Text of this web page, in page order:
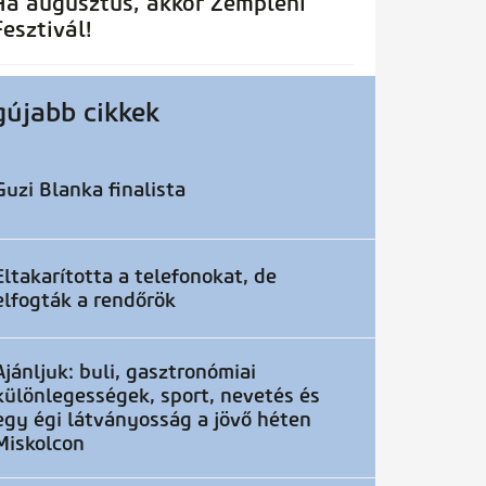
cikkek
Blanka finalista
a telefonokat, de
a rendőrök
buli, gasztronómiai
sport, nevetés és
égi látványosság a jövő héten